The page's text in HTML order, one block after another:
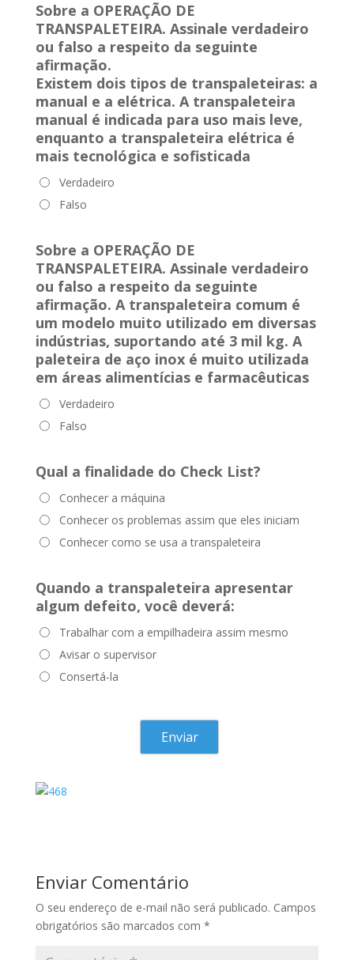
Sobre a OPERAÇÃO DE
TRANSPALETEIRA. Assinale verdadeiro
ou falso a respeito da seguinte
afirmação.
Existem dois tipos de transpaleteiras: a
manual e a elétrica. A transpaleteira
manual é indicada para uso mais leve,
enquanto a transpaleteira elétrica é
mais tecnológica e sofisticada
Verdadeiro
Falso
Sobre a OPERAÇÃO DE
TRANSPALETEIRA. Assinale verdadeiro
ou falso a respeito da seguinte
afirmação. A transpaleteira comum é
um modelo muito utilizado em diversas
indústrias, suportando até 3 mil kg. A
paleteira de aço inox é muito utilizada
em áreas alimentícias e farmacêuticas
Verdadeiro
Falso
Qual a finalidade do Check List?
Conhecer a máquina
Conhecer os problemas assim que eles iniciam
Conhecer como se usa a transpaleteira
Quando a transpaleteira apresentar
algum defeito, você deverá:
Trabalhar com a empilhadeira assim mesmo
Avisar o supervisor
Consertá-la
Enviar Comentário
O seu endereço de e-mail não será publicado. Campos
obrigatórios são marcados com *